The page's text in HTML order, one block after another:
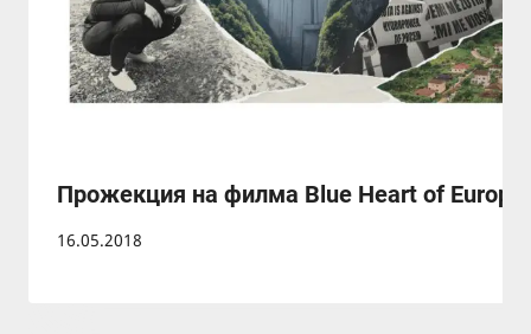
Прожекция на филма Blue Heart of Europe
16.05.2018